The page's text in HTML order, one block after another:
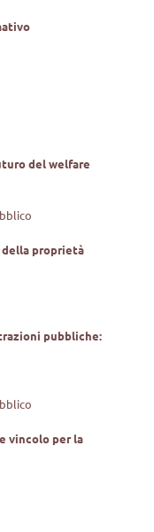
del welfare
proprietà
pubbliche:
vincolo per la